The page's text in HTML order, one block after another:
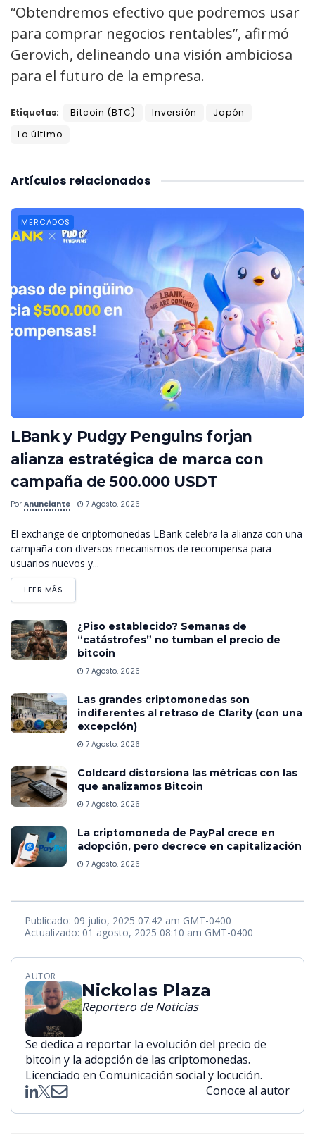
“Obtendremos efectivo que podremos usar
para comprar negocios rentables”, afirmó
Gerovich, delineando una visión ambiciosa
para el futuro de la empresa.
Etiquetas: Bitcoin (BTC) Inversión
Japón
Lo último
relacionados
Artículos
MERCADOS
LBank y Pudgy Penguins forjan
alianza estratégica de marca con
campaña de 500.000 USDT
Por Anunciante 7 Agosto, 2026
El exchange de criptomonedas LBank celebra la alianza con una
campaña con diversos mecanismos de recompensa para
usuarios nuevos y...
LEER MÁS
¿Piso establecido? Semanas de
“catástrofes” no tumban el precio de
bitcoin
7 Agosto, 2026
Las grandes criptomonedas son
indiferentes al retraso de Clarity (con una
excepción)
7 Agosto, 2026
Coldcard distorsiona las métricas con las
que analizamos Bitcoin
7 Agosto, 2026
La criptomoneda de PayPal crece en
adopción, pero decrece en capitalización
7 Agosto, 2026
Publicado: 09 julio, 2025 07:42 am GMT-0400
Actualizado: 01 agosto, 2025 08:10 am GMT-0400
AUTOR
Nickolas Plaza
Reportero de Noticias
Se dedica a reportar la evolución del precio de
bitcoin y la adopción de las criptomonedas.
Licenciado en Comunicación social y locución.
Conoce al autor